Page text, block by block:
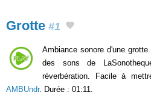
Grotte #1
Ambiance sonore d'une
des sons de
réverbération. Facile à
AMBUndr. Durée : 01:11.